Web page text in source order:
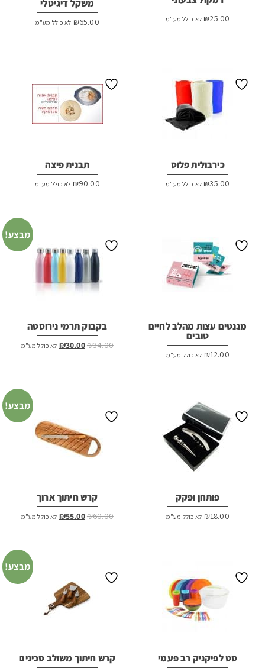
₪25.00 לא כולל מע"מ
משקל דיגיטלי
₪65.00 לא כולל מע"מ
כירבולית פלוס
₪35.00 לא כולל מע"מ
תבנית פיצה
₪90.00 לא כולל מע"מ
מגנטים עצות מהלב לחיים
טובים
₪12.00 לא כולל מע"מ
מבצע!
בקבוק תרמי נירוסטה
₪34.00
המחיר₪30.00 המחיר
לא כולל מע"מ
פותחן ופקק
₪18.00 לא כולל מע"מ
מבצע!
קרש חיתוך ארוך
₪60.00
המחיר₪55.00 המחיר
לא כולל מע"מ
סט לפיקניק רב פעמי
מבצע!
קרש חיתוך משולב סכינים